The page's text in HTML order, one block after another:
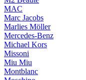
MAC
Marc Jacobs
Marlies Möller
Mercedes-Benz
Michael Kors
Missoni
Miu Miu
Montblanc